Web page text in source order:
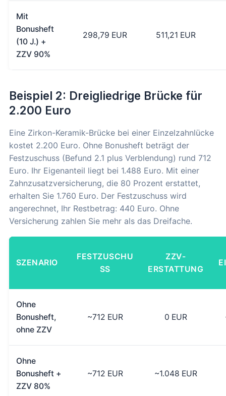
Mit
Bonusheft
(10 J.) +
ZZV 90%
298,79 EUR 511,21 EUR
Beispiel 2: Dreigliedrige Brücke für
2.200 Euro
Eine Zirkon-Keramik-Brücke bei einer Einzelzahnlücke
kostet 2.200 Euro. Ohne Bonusheft beträgt der
Festzuschuss (Befund 2.1 plus Verblendung) rund 712
Euro. Ihr Eigenanteil liegt bei 1.488 Euro. Mit einer
Zahnzusatzversicherung, die 80 Prozent erstattet,
erhalten Sie 1.760 Euro. Der Festzuschuss wird
angerechnet, Ihr Restbetrag: 440 Euro. Ohne
Versicherung zahlen Sie mehr als das Dreifache.
SZENARIO
FESTZUSCHU
SS
ZZV-
ERSTATTUNG
Ohne
Bonusheft,
ohne ZZV
~712 EUR 0 EUR
Ohne
Bonusheft +
ZZV 80%
~712 EUR ~1.048 EUR